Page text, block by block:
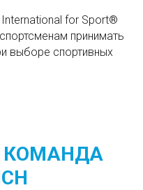
for Sport®
принимать
выборе спортивных
КОМАНДА